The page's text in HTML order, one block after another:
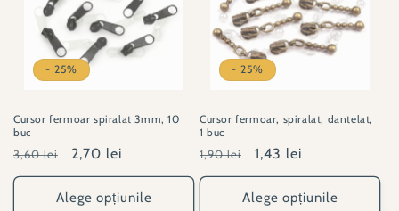
- 25%
Cursor fermoar spiralat 3mm, 10
buc
Preț
obișnuit
3,60 lei
Preț
redus
2,70 lei
Alege opțiunile
- 25%
Cursor fermoar, spiralat, dantelat,
1 buc
Preț
obișnuit
1,90 lei
Preț
redus
1,43 lei
Alege opțiunile